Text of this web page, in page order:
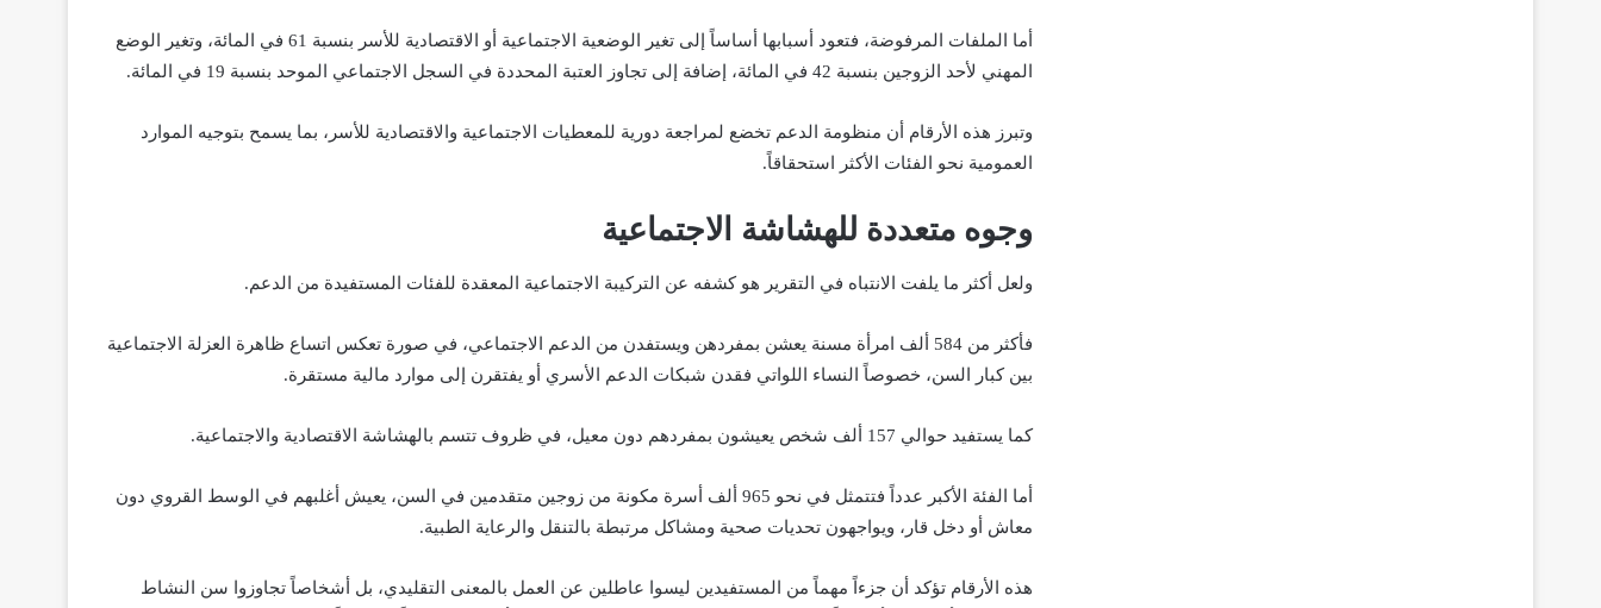
أما الملفات المرفوضة، فتعود أسبابها أساساً إلى تغير الوضعية الاجتماعية أو الاقتصادية للأسر بنسبة 61 في المائة، وتغير الوضع
المهني لأحد الزوجين بنسبة 42 في المائة، إضافة إلى تجاوز العتبة المحددة في السجل الاجتماعي الموحد بنسبة 19 في المائة.
وتبرز هذه الأرقام أن منظومة الدعم تخضع لمراجعة دورية للمعطيات الاجتماعية والاقتصادية للأسر، بما يسمح بتوجيه الموارد
العمومية نحو الفئات الأكثر استحقاقاً.
وجوه متعددة للهشاشة الاجتماعية
ولعل أكثر ما يلفت الانتباه في التقرير هو كشفه عن التركيبة الاجتماعية المعقدة للفئات المستفيدة من الدعم.
فأكثر من 584 ألف امرأة مسنة يعشن بمفردهن ويستفدن من الدعم الاجتماعي، في صورة تعكس اتساع ظاهرة العزلة الاجتماعية
بين كبار السن، خصوصاً النساء اللواتي فقدن شبكات الدعم الأسري أو يفتقرن إلى موارد مالية مستقرة.
كما يستفيد حوالي 157 ألف شخص يعيشون بمفردهم دون معيل، في ظروف تتسم بالهشاشة الاقتصادية والاجتماعية.
أما الفئة الأكبر عدداً فتتمثل في نحو 965 ألف أسرة مكونة من زوجين متقدمين في السن، يعيش أغلبهم في الوسط القروي دون
معاش أو دخل قار، ويواجهون تحديات صحية ومشاكل مرتبطة بالتنقل والرعاية الطبية.
هذه الأرقام تؤكد أن جزءاً مهماً من المستفيدين ليسوا عاطلين عن العمل بالمعنى التقليدي، بل أشخاصاً تجاوزوا سن النشاط